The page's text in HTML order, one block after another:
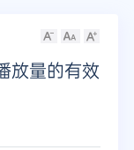
Twitter
量的有效